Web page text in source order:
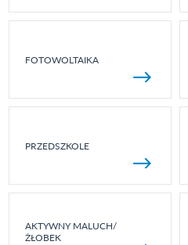
FOTOWOLTAIKA
PRZEDSZKOLE
AKTYWNY MALUCH/
ŻŁOBEK